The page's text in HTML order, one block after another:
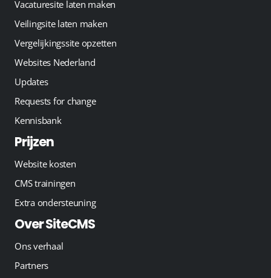
Vacaturesite laten maken
Veilingsite laten maken
Vergelijkingssite opzetten
Websites Nederland
Updates
Requests for change
Kennisbank
Prijzen
Website kosten
CMS trainingen
Extra ondersteuning
Over SiteCMS
Ons verhaal
Partners